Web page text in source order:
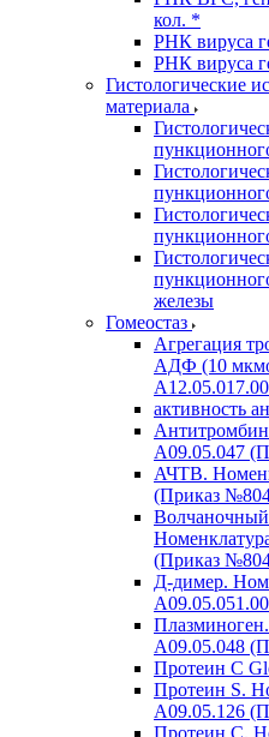
кол. *
РНК вируса
РНК вируса
Гистологические
материала
железы
Гомеостаз
Агрегация
АДФ (10
активность
A09.05.047
АЧТВ.
(Приказ
Волчаночный
(Приказ
Д-димер.
A09.05.048
Протеин C
Протеин S.
A09.05.126
Протеин С.